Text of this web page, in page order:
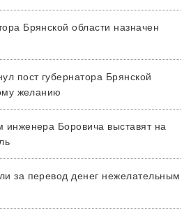
Брянской области назначен
пост губернатора Брянской
желанию
инженера Боровича выставят на
за перевод денег нежелательным